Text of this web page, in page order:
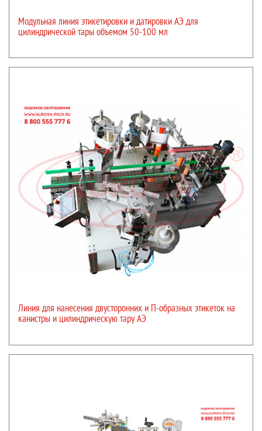
Модульная линия этикетировки и датировки АЭ для
цилиндрической тары объемом 50-100 мл
Линия для нанесения двусторонних и П-образных этикеток на
канистры и цилиндрическую тару АЭ